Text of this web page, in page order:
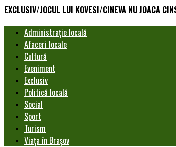
EXCLUSIV/JOCUL LUI KOVESI/CINEVA NU JOACA
Administrație locală
Afaceri locale
Cultură
Eveniment
Exclusiv
Politică locală
Social
Sport
Turism
Viața în Brașov